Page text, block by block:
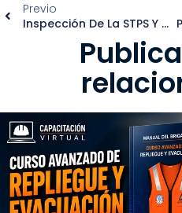
Previo
Inspección De La STPS Y NOM-013-STPS-1993: Lo Que Todo Patrón Debe Saber